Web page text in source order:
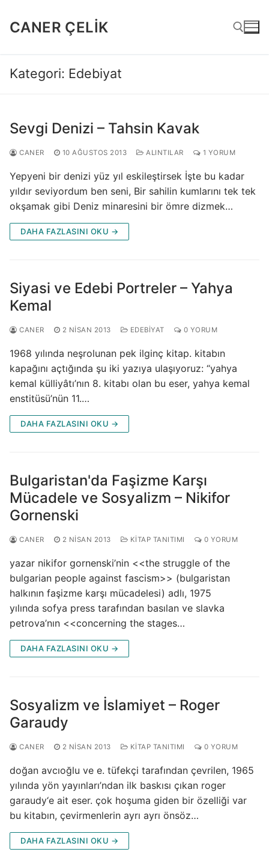
atlaCANER ÇELIK
Kategori: Edebiyat
Sevgi Denizi – Tahsin Kavak
CANER 10 AĞUSTOS 2013 ALINTILAR 1 YORUM
Yepyeni bir denizi yüz yıl eskileştirsek İşte bu kadar
yıldır seviyordum ben seni, Bir sahilin kumlarını tek tek
okşamak gibi Deniz minaresini bir ömre dizmek…
DAHA FAZLASINI OKU →
Siyasi ve Edebi Portreler – Yahya
Kemal
CANER 2 NISAN 2013 EDEBIYAT 0 YORUM
1968 yılında neşrolunan pek ilginç kitap. kitabın
kapağını açtığında şu iki yazıya ulaşıyoruz: “yahya
kemal külliyâtı’nın 8. kitabı olan bu eser, yahya kemal
enstitüsü’nün 11.…
DAHA FAZLASINI OKU →
Bulgaristan'da Faşizme Karşı
Mücadele ve Sosyalizm – Nikifor
Gornenski
CANER 2 NISAN 2013 KITAP TANITIMI 0 YORUM
yazar nikifor gornenski’nin <<the struggle of the
bulgarian people against fascism>> (bulgaristan
halkının faşizme karşı mücadelesi) adlı, 1975
yılında sofya press tarafından basılan ve slavka
petrova’nın <<concerning the stages…
DAHA FAZLASINI OKU →
Sosyalizm ve İslamiyet – Roger
Garaudy
CANER 2 NISAN 2013 KITAP TANITIMI 0 YORUM
doğan avcıoğlu ve e. tüfekçi tarafından çevrilen, 1965
yılında yön yayınları’ndan ilk baskısı çıkan roger
garaudy‘e ait eser. çok hoşuma giden bir özelliği var
bu kitabın, çevirmenlerin ayrı ayrı önsöz…
DAHA FAZLASINI OKU →